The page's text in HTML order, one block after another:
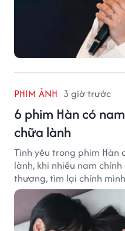
PHIM ẢNH 3 giờ trước
6 phim Hàn có
chữa lành
Tình yêu trong phim Hàn
lành, khi nhiều nam
thương, tìm lại chính